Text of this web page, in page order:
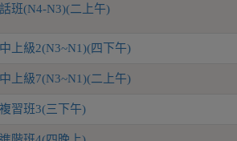
班(N4-N3)(二上午)
上級2(N3~N1)(四下午)
上級7(N3~N1)(二上午)
習班3(三下午)